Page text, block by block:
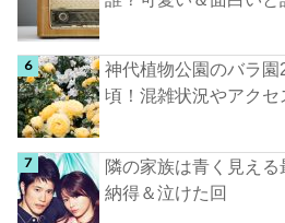
神代植物公園のバラ
頃！混雑状況やアクセ
隣の家族は青く見え
納得＆泣けた回